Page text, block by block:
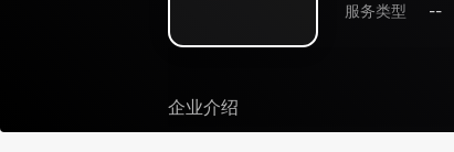
服务类型
--
企业介绍